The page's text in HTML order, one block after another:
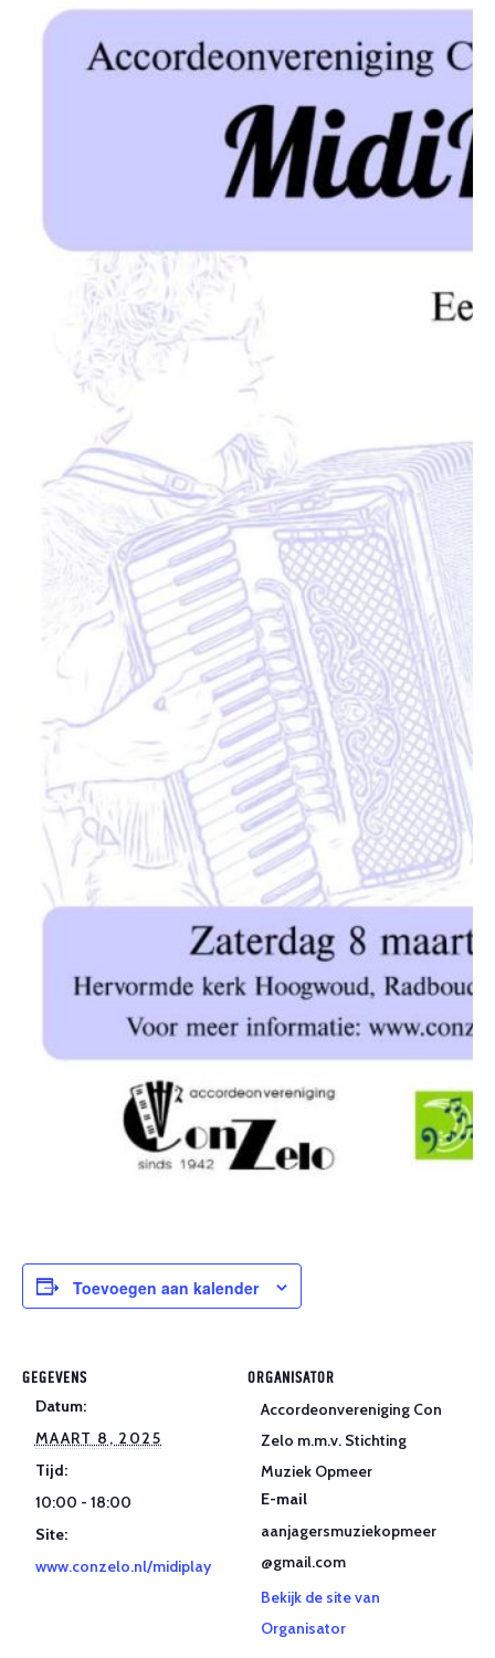
Toevoegen aan kalender
GEGEVENS
Datum:
MAART 8, 2025
Tijd:
10:00 - 18:00
Site:
www.conzelo.nl/midiplay
ORGANISATOR
Accordeonvereniging Con
Zelo m.m.v. Stichting
Muziek Opmeer
E-mail
aanjagersmuziekopmeer
@gmail.com
Bekijk de site van
Organisator